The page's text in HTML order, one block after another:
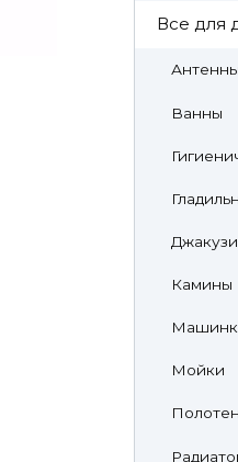
Все для
Антенны
Ванны
Джакузи
Камины
Мойки